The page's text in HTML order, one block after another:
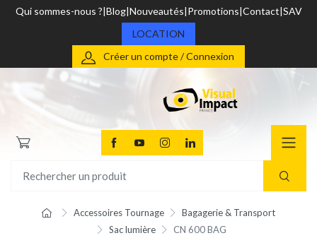
Qui sommes-nous ? Blog Nouveautés Promotions Contact SAV
LOCATION
Créer un compte / Connexion
Accessoires Tournage
Bagagerie & Transport
Sac lumière
CN 600 BAG